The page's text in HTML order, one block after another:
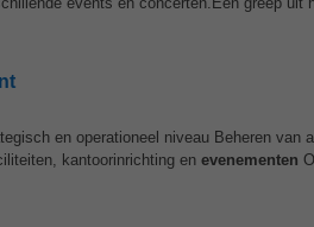
en operationeel niveau Beheren van
kantoorinrichting en evenementen